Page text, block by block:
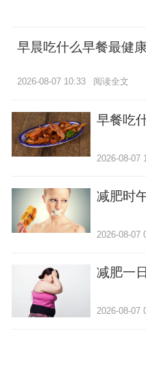
早晨吃什么早餐最健康
2026-08-07 10:33 阅读全文
早餐吃
2026-08-07
减肥时
2026-08-07
减肥一
2026-08-07